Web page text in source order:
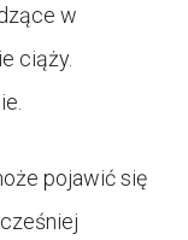
w
ciąży.
pojawić się